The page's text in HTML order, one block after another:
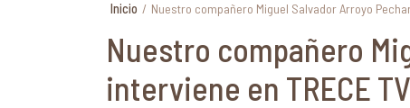
Inicio / Nuestro compañero Miguel Salvador Arroyo
Nuestro compañero
interviene en TRECE TV